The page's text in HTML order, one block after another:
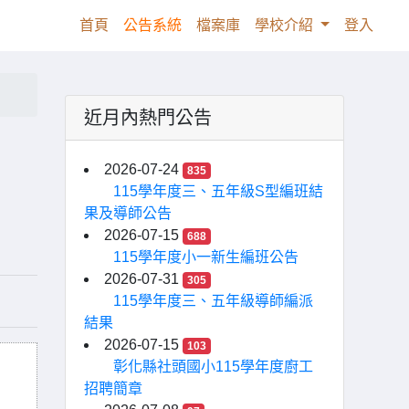
首頁 (current)
公告系統 檔案庫 學校介紹 登入
近月內熱門公告
2026-07-24 835
115學年度三、五年級S型編班結
果及導師公告
2026-07-15
688
115學年度小一新生編班公告
2026-07-31
305
115學年度三、五年級導師編派
結果
2026-07-15
103
彰化縣社頭國小115學年度廚工
招聘簡章